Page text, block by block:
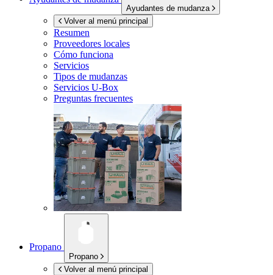
Ayudantes de mudanza
Volver al menú principal
Resumen
Proveedores locales
Cómo funciona
Servicios
Tipos de mudanzas
Servicios U-Box
Preguntas frecuentes
Propano
Propano
Volver al menú principal